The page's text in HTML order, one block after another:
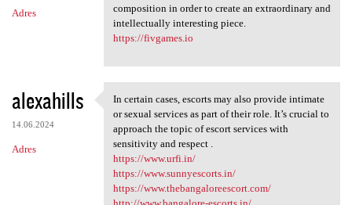
Adres
composition in order to create an extraordinary and
intellectually interesting piece.
https://fivgames.io
alexahills
14.06.2024
Adres
In certain cases, escorts may
In certain cases, escorts may also provide intimate
or sexual services as part of their role. It’s crucial to
approach the topic of escort services with
sensitivity and respect .
https://www.urfi.in/
https://www.sunnyescorts.in/
https://www.thebangaloreescort.com/